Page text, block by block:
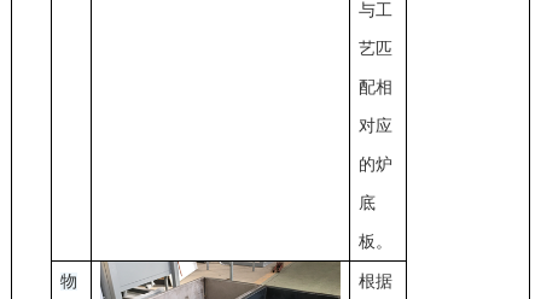
与工
艺匹
配相
对应
的炉
底
板。
物 根据